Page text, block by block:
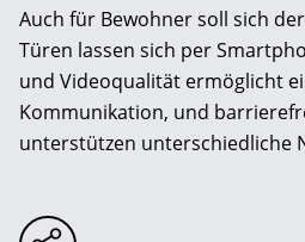
Auch für Bewohner soll sich
Türen lassen sich per
und Videoqualität ermöglicht
Kommunikation, und
unterstützen unterschiedliche